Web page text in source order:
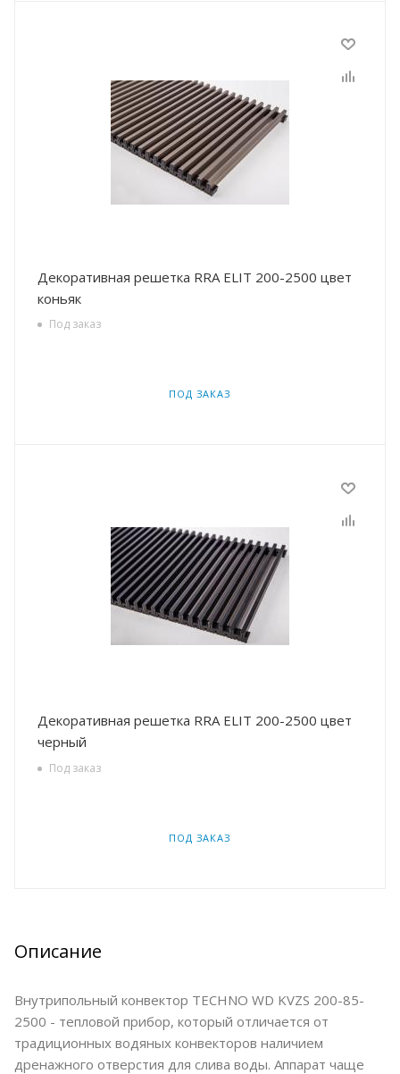
Декоративная решетка RRA ELIT 200-2500 цвет
коньяк
Под заказ
ПОД ЗАКАЗ
Декоративная решетка RRA ELIT 200-2500 цвет
черный
Под заказ
ПОД ЗАКАЗ
Описание
Внутрипольный конвектор TECHNO WD KVZS 200-85-
2500 - тепловой прибор, который отличается от
традиционных водяных конвекторов наличием
дренажного отверстия для слива воды. Аппарат чаще